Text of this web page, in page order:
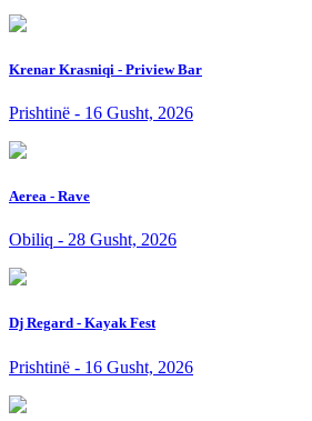
Krenar Krasniqi - Priview Bar
Prishtinë - 16 Gusht, 2026
Aerea - Rave
Obiliq - 28 Gusht, 2026
Dj Regard - Kayak Fest
Prishtinë - 16 Gusht, 2026